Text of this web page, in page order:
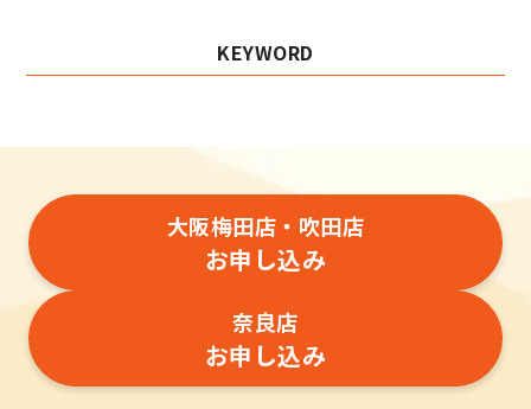
KEYWORD
大阪梅田店・吹田店
お申し込み
奈良店
お申し込み